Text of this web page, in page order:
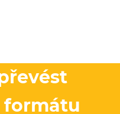
formátu